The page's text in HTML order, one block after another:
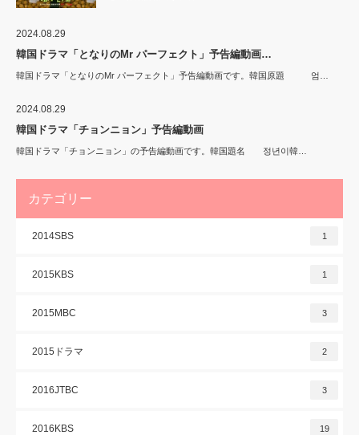
2024.08.29
韓国ドラマ「となりのMr パーフェクト」予告編動画…
韓国ドラマ「となりのMr パーフェクト」予告編動画です。韓国原題 엄…
2024.08.29
韓国ドラマ「チョンニョン」予告編動画
韓国ドラマ「チョンニョン」の予告編動画です。韓国題名 정년이韓…
カテゴリー
2014SBS 1
2015KBS 1
2015MBC 3
2015ドラマ 2
2016JTBC 3
2016KBS 19